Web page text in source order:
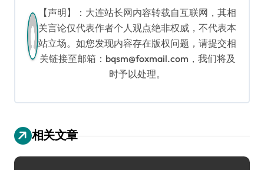
【声明】：大连站长网内容转载自互联网，其相
关言论仅代表作者个人观点绝非权威，不代表本
站立场。如您发现内容存在版权问题，请提交相
关链接至邮箱：bqsm@foxmail.com，我们将及
时予以处理。
相关文章